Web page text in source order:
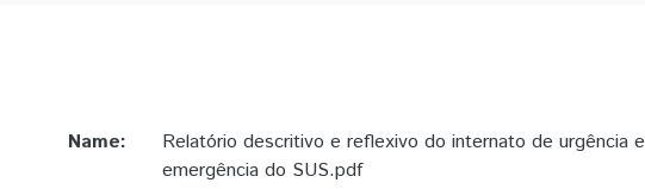
Name:
Relatório descritivo e reflexivo do internato de urgência e
emergência do SUS.pdf